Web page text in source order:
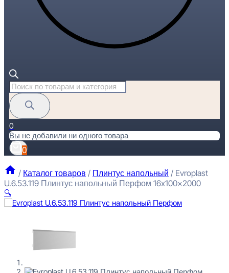
Поиск
товаров
0
Вы не добавили ни одного товара
0
/ Каталог товаров / Плинтус напольный / Evroplast
U.6.53.119 Плинтус напольный Перфом 16x100x2000
🔍